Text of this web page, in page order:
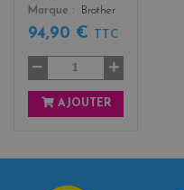
Marque
Brother
94,90 € TTC
AJOUTER